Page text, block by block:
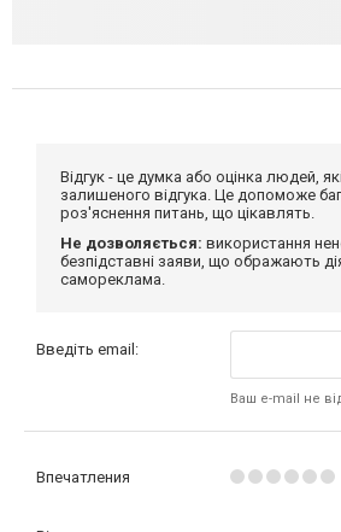
Відгук - це думка або оцінка людей,
залишеного відгука. Це допоможе
роз'яснення питань, що цікавлять.
Не дозволяється: використання
безпідставні заяви, що ображають
самореклама.
Введіть email:
Ваш e-mail не
Впечатления